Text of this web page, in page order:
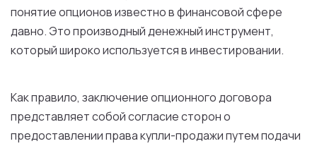
понятие опционов известно в финансовой сфере
давно. Это производный денежный инструмент,
который широко используется в инвестировании.
Как правило, заключение опционного договора
представляет собой согласие сторон о
предоставлении права купли-продажи путем подачи